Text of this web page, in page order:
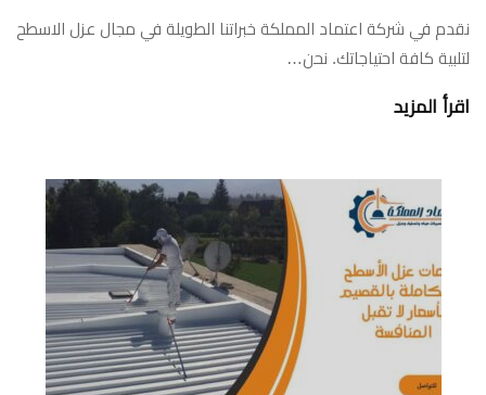
نقدم في شركة اعتماد المملكة خبراتنا الطويلة في مجال عزل الاسطح
لتلبية كافة احتياجاتك. نحن…
اقرأ المزيد